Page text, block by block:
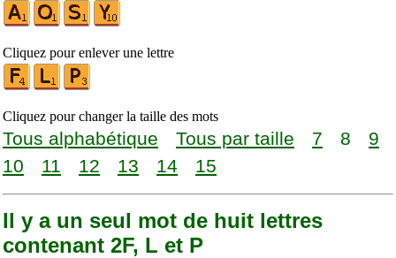
Cliquez pour enlever une lettre
Cliquez pour changer la taille des mots
Tous alphabétique Tous par taille 7 8
9
10
11 12 13 14 15
Il y a un seul mot de huit lettres
contenant 2F, L et P